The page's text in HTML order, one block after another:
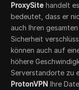
ProxySite handelt
bedeutet, dass er
auch Ihren
Sicherheit
können auch auf
höhere
Serverstandorte zu
ProtonVPN Ihre